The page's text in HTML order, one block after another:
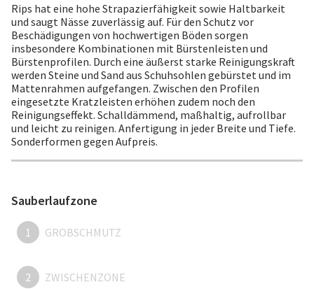
Rips hat eine hohe Strapazierfähigkeit sowie Haltbarkeit
und saugt Nässe zuverlässig auf. Für den Schutz vor
Beschädigungen von hochwertigen Böden sorgen
insbesondere Kombinationen mit Bürstenleisten und
Bürstenprofilen. Durch eine äußerst starke Reinigungskraft
werden Steine und Sand aus Schuhsohlen gebürstet und im
Mattenrahmen aufgefangen. Zwischen den Profilen
eingesetzte Kratzleisten erhöhen zudem noch den
Reinigungseffekt. Schalldämmend, maßhaltig, aufrollbar
und leicht zu reinigen. Anfertigung in jeder Breite und Tiefe.
Sonderformen gegen Aufpreis.
Sauberlaufzone
1 GROBSCHMUTZ
2 ZWISCHENZONE